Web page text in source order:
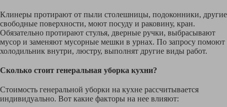
Клинеры протирают от пыли столешницы, подоконники, другие
свободные поверхности, моют посуду и раковину, кран.
Обязательно протирают стулья, дверные ручки, выбрасывают
мусор и заменяют мусорные мешки в урнах. По запросу помоют
холодильник внутри, люстру, выполнят другие виды работ.
Сколько стоит генеральная уборка кухни?
Стоимость генеральной уборки на кухне рассчитывается
индивидуально. Вот какие факторы на нее влияют: